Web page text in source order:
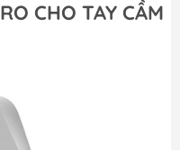
CHO TAY CẦM